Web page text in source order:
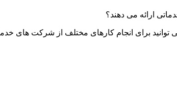
ارائه می دهند؟
برای انجام کارهای مختلف از شرکت های